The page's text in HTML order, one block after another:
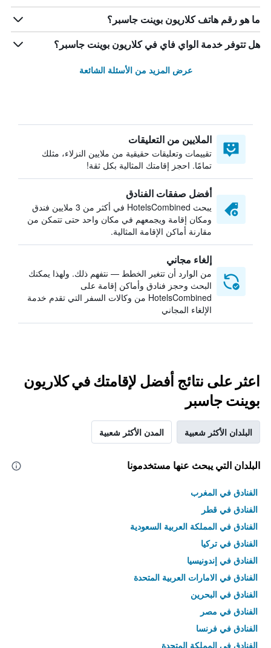
ما هو رقم هاتف كلاريون بوينت جاسبر؟
هل تتوفر خدمة الواي فاي في كلاريون بوينت جاسبر؟
عرض المزيد من الأسئلة الشائعة
الملايين من التعليقات
تقييمات وتعليقات حقيقية من ملايين النزلاء، مثلك
تمامًا. احجز إقامتك المثالية بكل ثقة!
أفضل صفقات الفنادق
يبحث HotelsCombined في أكثر من 3 ملايين فندق
ومكان إقامة ويجمعهم في مكان واحد حتى تتمكن من
مقارنة أماكن الإقامة المثالية.
إلغاء مجاني
من الوارد أن تتغير الخطط — نتفهم ذلك. ولهذا يمكنك
البحث وحجز فنادق وأماكن إقامة على
HotelsCombined من وكالات السفر التي تقدم خدمة
الإلغاء المجاني
اعثر على نتائج أفضل لإقامتك في كلاريون
بوينت جاسبر
البلدان الأكثر شعبية المدن الأكثر شعبية
البلدان التي يبحث عنها مستخدمونا
الفنادق في المغرب
الفنادق في قطر
الفنادق في المملكة العربية السعودية
الفنادق في تركيا
الفنادق في إندونيسيا
الفنادق في الامارات العربية المتحدة
الفنادق في البحرين
الفنادق في مصر
الفنادق في فرنسا
الفنادق في المملكة المتحدة